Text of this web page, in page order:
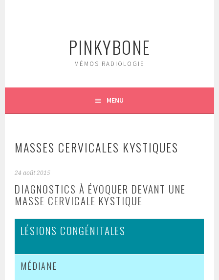
PINKYBONE
MÉMOS RADIOLOGIE
MENU
MASSES CERVICALES KYSTIQUES
24 août 2015
DIAGNOSTICS À ÉVOQUER DEVANT UNE
MASSE CERVICALE KYSTIQUE
LÉSIONS CONGÉNITALES
MÉDIANE